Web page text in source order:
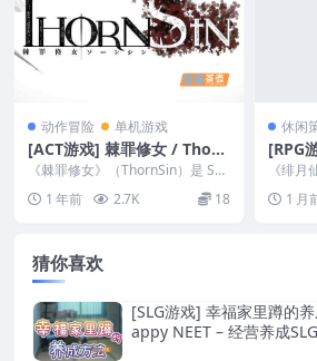
动作冒险 单机游戏
[ACT游戏] 棘罪修女 / Thorn
Sin – 横版动作探索 | PC中文
版
《棘罪修女》（ThornSin）是 Sca
rletPaper 的横版动作探索游戏...
1 年前 2.7K 18
休闲
[RPG
仙行錄) – 复仇修仙角
|
《绯
PG。
核心位
1 月
猜你喜欢
[SLG游戏] 幸福家里蹲的
appy NEET – 经营养成